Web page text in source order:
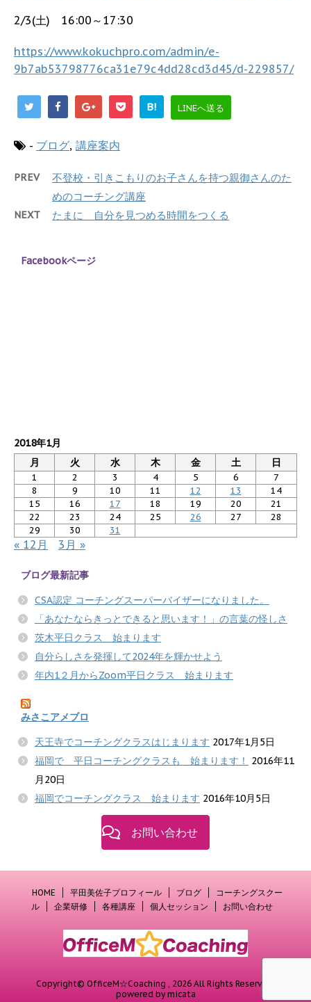
2/3(土) 16:00～17:30
https://www.kokuchpro.com/admin/e-
9b7ab53798776ca31e79c4dd28cd3d45/d-229857/
B! LINEへ送る
- ブログ, 講座案内
PREV
不登校・引きこもりのお子さんを持つ親御さんのた
めのコーチング講座
NEXT たまに 自分を見つめる時間をつくる
Facebookページ
2018年1月
月
火 水 木 金 土 日
1 2 3 4 5 6
7
8
9 10 11 12 13
14
15
16 17 18 19 20
21
22
23 24 25 26 27
28
29
30 31
« 12月 3月 »
ブログ最新記事
CSA認定 コーチングスーパーバイザーになりました。
「あなたならきっとできると思います！」の言葉の怪しさ
茨木平日クラス 始まります
自分らしさを発揮して2024年を輝かせよう
年内1２月からZoom平日クラス 始まります
みさこアメブロ
天王寺でコーチングクラスはじまります 2017年1月5日
福岡で 平日コーチングクラスも 始まります！
2016年11
月20日
福岡でコーチングクラス 始まります 2016年10月5日
お問い合わせ
HOME 平田美佐子プロフィール ブログ
コーチングスクー
ル
企業研修 各種講座 個人セッション お問い合わせ
Copyright© OfficeM☆Coaching , 2026 All Rights Reserved.
powered by micata